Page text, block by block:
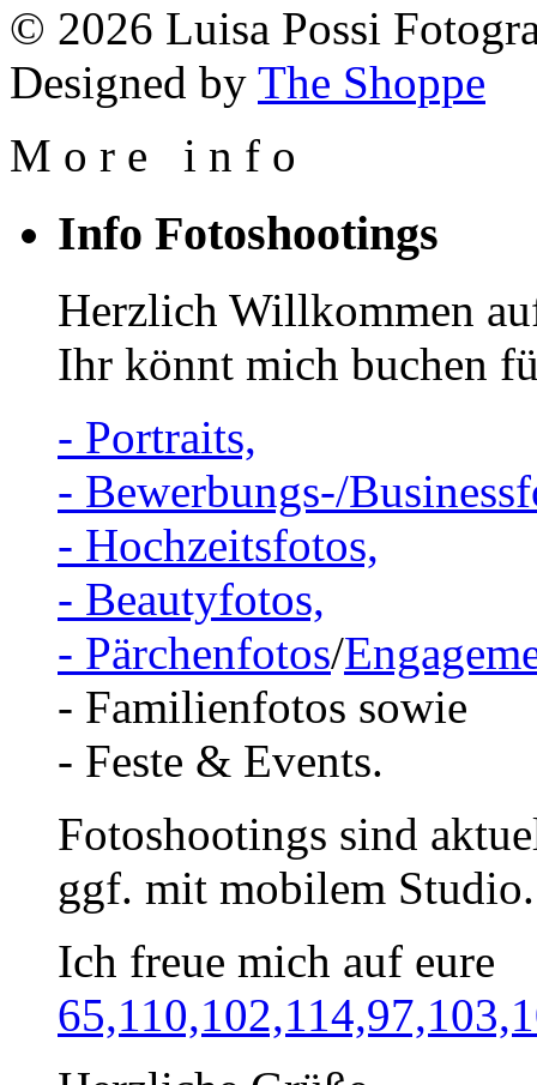
© 2026 Luisa Possi
Designed by The Shoppe
M o r e i n f o
Info Fotoshootings
Herzlich Willkommen
Ihr könnt mich buchen
- Portraits,
- Bewerbungs-/
- Hochzeitsfotos,
- Beautyfotos,
- Pärchenfotos/
- Familienfotos sowie
- Feste & Events.
Fotoshootings sind
ggf. mit mobilem Studio.
Ich freue mich auf eure